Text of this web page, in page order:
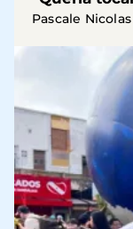
Pascale Nicolas